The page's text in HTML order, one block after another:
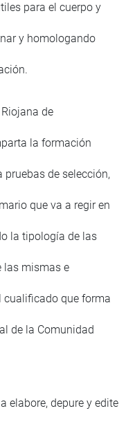
para el cuerpo y
y homologando
de
la formación
pruebas de selección,
que va a regir en
la tipología de las
las mismas e
cualificado que forma
de la Comunidad
elabore, depure y edite